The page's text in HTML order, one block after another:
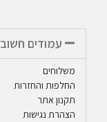
עמודים
משלוחים
החלפות והחזרות
תקנון אתר
הצהרת נגישות